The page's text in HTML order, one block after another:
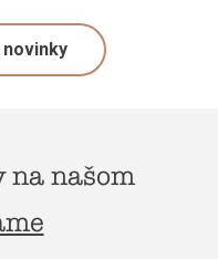
na našom